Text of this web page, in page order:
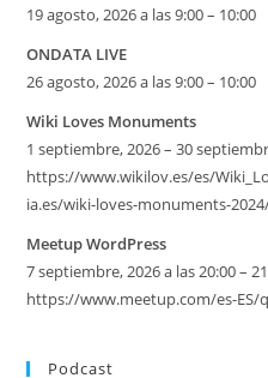
19 agosto, 2026 a las 9:00 – 10:00
ONDATA LIVE
26 agosto, 2026 a las 9:00 – 10:00
Wiki Loves Monuments
1 septiembre, 2026 – 30
https://www.wikilov.es/es/
ia.es/wiki-loves-monuments-
Meetup WordPress
7 septiembre, 2026 a las 20:00 –
https://www.meetup.com/es-ES/
Podcast